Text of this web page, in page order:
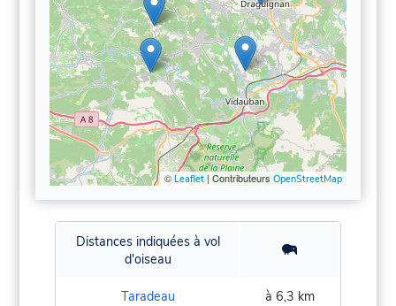
©Leaflet| Contributeurs OpenStreetMap
Distances indiquées à vol
d'oiseau
Taradeau à 6,3 km